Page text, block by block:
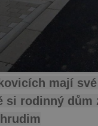
mají
si rodinný